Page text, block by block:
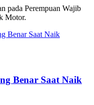
pada Perempuan Wajib
Motor.
Benar Saat Naik